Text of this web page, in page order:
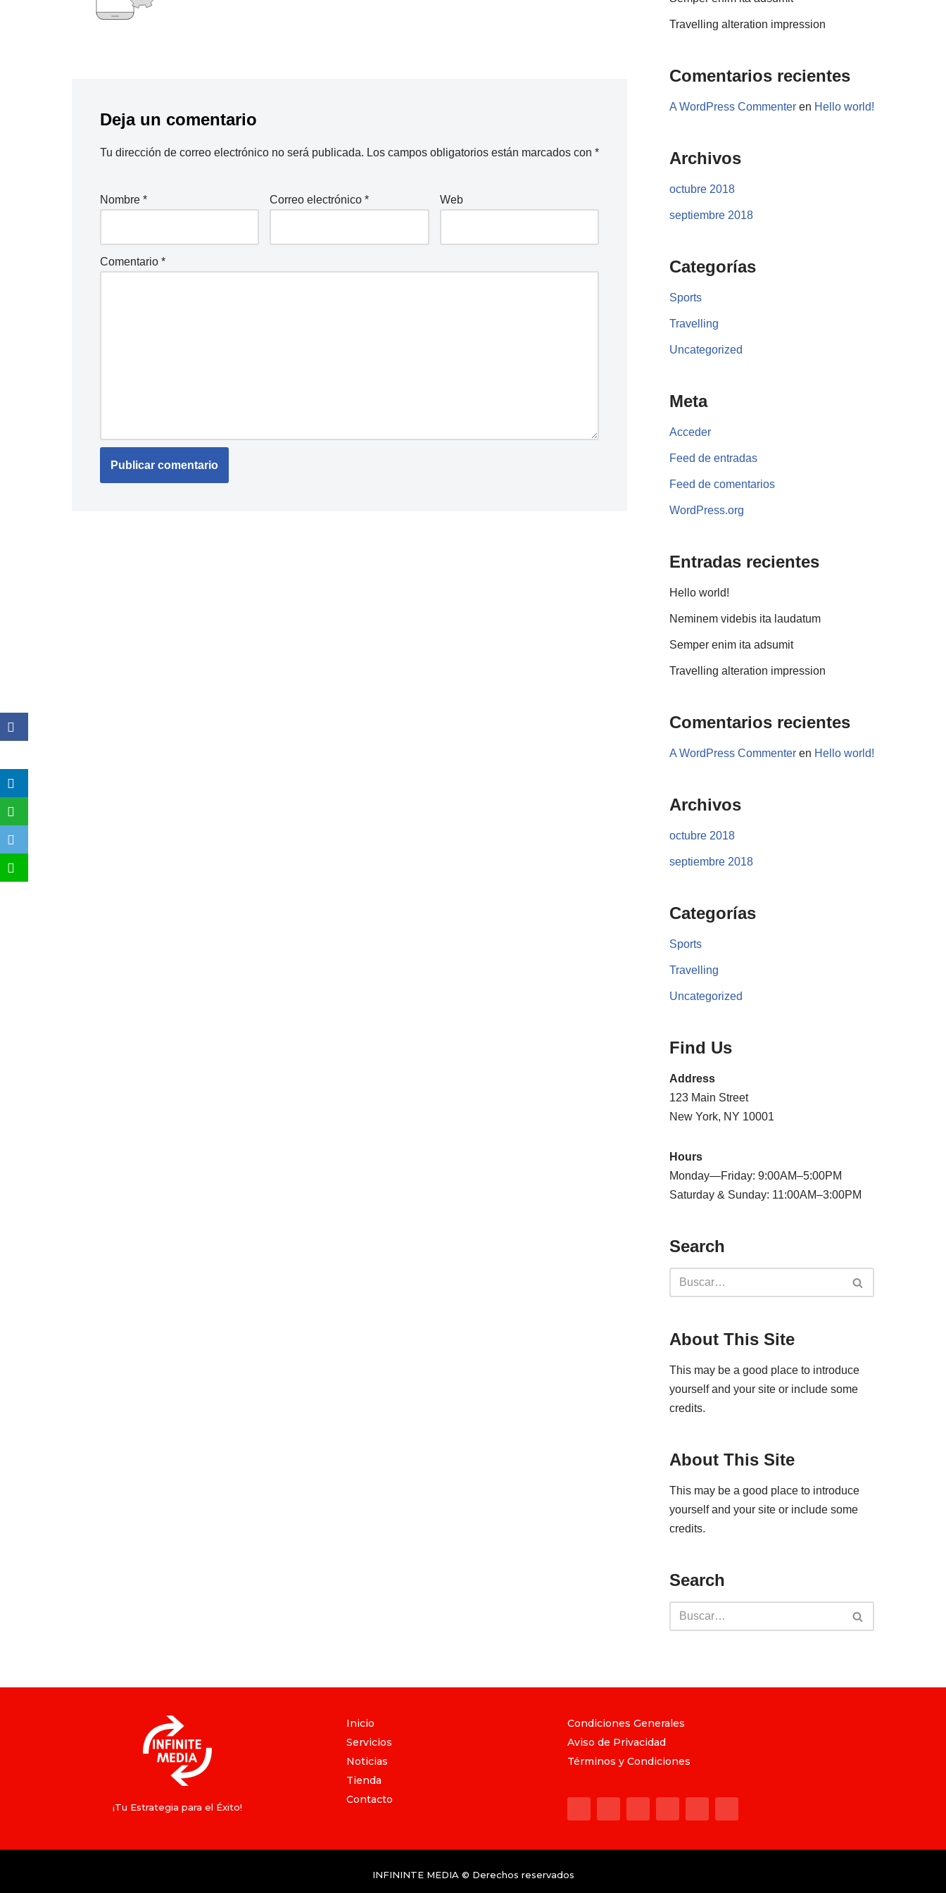
Deja un comentario
Tu dirección de correo electrónico no será publicada. Los campos obligatorios están marcados con *
Nombre * Correo electrónico* Web
Comentario *
Travelling alteration impression
Comentarios recientes
A WordPress Commenter en Hello world!
Archivos
octubre 2018
septiembre 2018
Categorías
Sports
Travelling
Uncategorized
Meta
Acceder
Feed de entradas
Feed de comentarios
WordPress.org
Entradas recientes
Hello world!
Neminem videbis ita laudatum
Semper enim ita adsumit
Travelling alteration impression
Comentarios recientes
A WordPress Commenter en Hello world!
Archivos
octubre 2018
septiembre 2018
Categorías
Sports
Travelling
Uncategorized
Find Us
Address
123 Main Street
New York, NY 10001
Hours
Monday—Friday: 9:00AM–5:00PM
Saturday & Sunday: 11:00AM–3:00PM
Search
About This Site
This may be a good place to introduce
yourself and your site or include some
credits.
About This Site
This may be a good place to introduce
yourself and your site or include some
credits.
Search
¡Tu Estrategia para el Éxito!
Inicio
Servicios
Noticias
Tienda
Contacto
Condiciones Generales
Aviso de Privacidad
Términos y Condiciones
INFININTE MEDIA © Derechos reservados